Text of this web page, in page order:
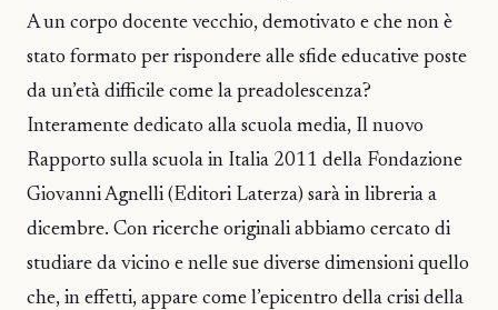
A un corpo docente vecchio, demotivato e che non è
stato formato per rispondere alle sfide educative poste
da un’età difficile come la preadolescenza?
Interamente dedicato alla scuola media, Il nuovo
Rapporto sulla scuola in Italia 2011 della Fondazione
Giovanni Agnelli (Editori Laterza) sarà in libreria a
dicembre. Con ricerche originali abbiamo cercato di
studiare da vicino e nelle sue diverse dimensioni quello
che, in effetti, appare come l’epicentro della crisi della